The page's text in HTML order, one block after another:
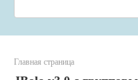
Главная страница